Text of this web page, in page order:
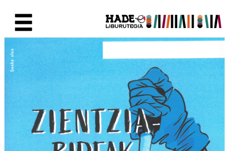
New Books Card - Liburutegia